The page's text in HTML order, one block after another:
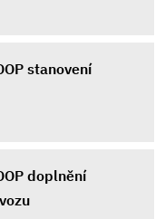
stanovení
doplnění